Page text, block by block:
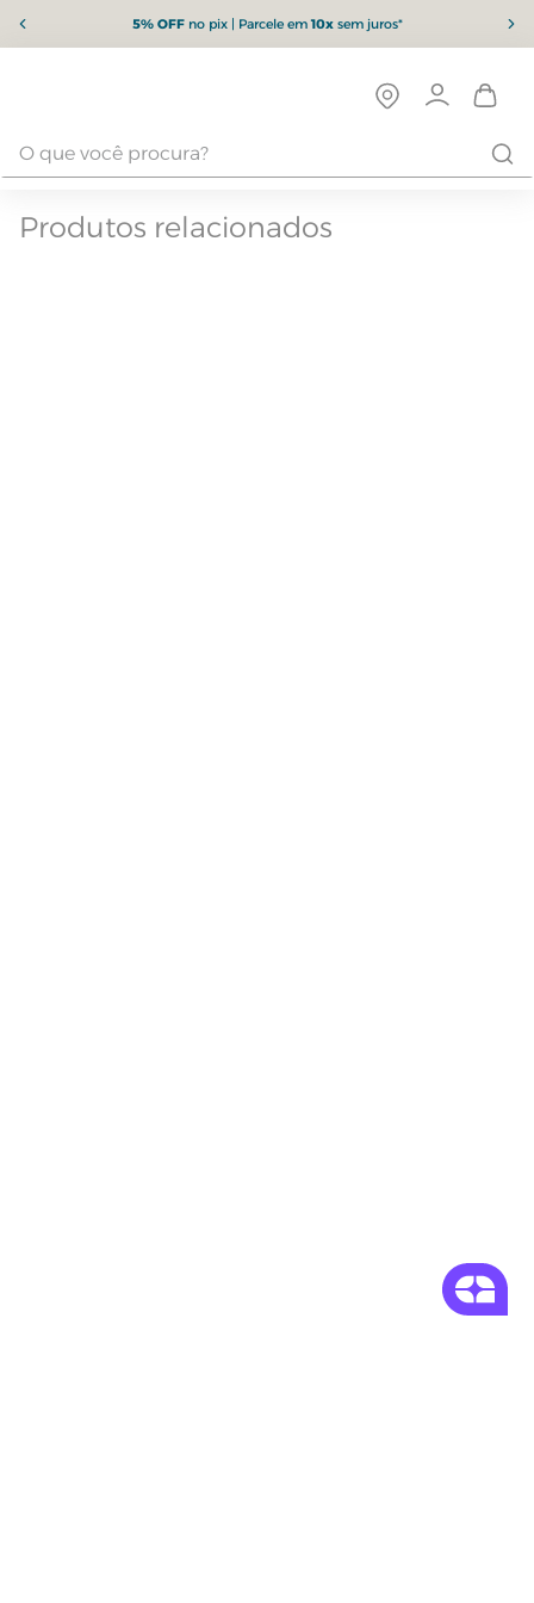
5% OFFno pix | Parcele em10xsem juros*
Produtos relacionados